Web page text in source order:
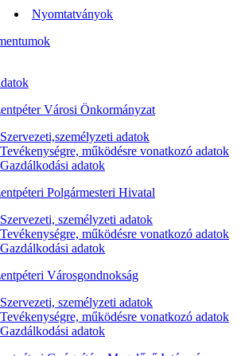
Nyomtatványok
Városi Önkormányzat
Szervezeti,személyzeti adatok
Tevékenységre, működésre vonatkozó adatok
Gazdálkodási adatok
Polgármesteri Hivatal
Szervezeti, személyzeti adatok
Tevékenységre, működésre vonatkozó adatok
Gazdálkodási adatok
Városgondnokság
Szervezeti, személyzeti adatok
Tevékenységre, működésre vonatkozó adatok
Gazdálkodási adatok